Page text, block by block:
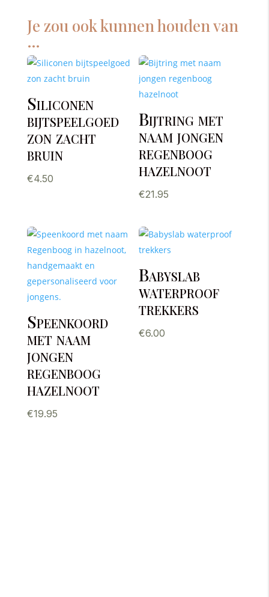
Je zou ook kunnen houden van
…
Siliconen
bijtspeelgoed
zon zacht
bruin
€4.50
Bijtring met
naam jongen
regenboog
hazelnoot
€21.95
Speenkoord
met naam
jongen
regenboog
hazelnoot
€19.95
Babyslab
waterproof
trekkers
€6.00